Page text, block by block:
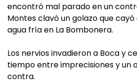
encontró mal parado en un
Montes clavó un golazo que
agua fría en La Bombonera.
Los nervios invadieron a Boca y
tiempo entre imprecisiones y un
contra.